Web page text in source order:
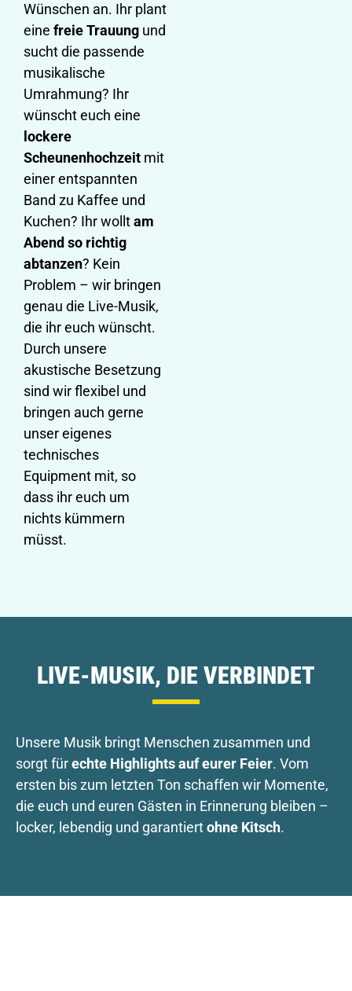
Wünschen an. Ihr plant
eine freie Trauung und
sucht die passende
musikalische
Umrahmung? Ihr
wünscht euch eine
lockere
Scheunenhochzeit mit
einer entspannten
Band zu Kaffee und
Kuchen? Ihr wolltam
Abend so richtig
abtanzen? Kein
Problem – wir bringen
genau die Live-Musik,
die ihr euch wünscht.
Durch unsere
akustische Besetzung
sind wir flexibel und
bringen auch gerne
unser eigenes
technisches
Equipment mit, so
dass ihr euch um
nichts kümmern
müsst.
LIVE-MUSIK, DIE VERBINDET
Unsere Musik bringt Menschen zusammen und
sorgt fürechte Highlights auf eurer Feier. Vom
ersten bis zum letzten Ton schaffen wir Momente,
die euch und euren Gästen in Erinnerung bleiben –
locker, lebendig und garantiertohne Kitsch.